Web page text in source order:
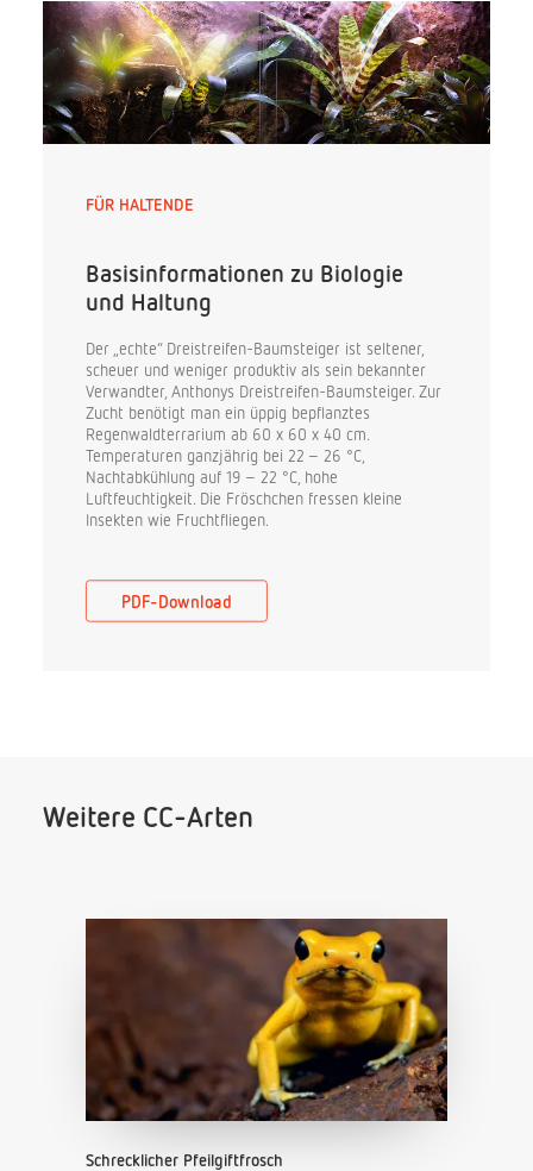
FÜR HALTENDE
Basisinformationen zu Biologie
und Haltung
Der „echte“ Dreistreifen-Baumsteiger ist seltener,
scheuer und weniger produktiv als sein bekannter
Verwandter, Anthonys Dreistreifen-Baumsteiger. Zur
Zucht benötigt man ein üppig bepflanztes
Regenwaldterrarium ab 60 x 60 x 40 cm.
Temperaturen ganzjährig bei 22 – 26 °C,
Nachtabkühlung auf 19 – 22 °C, hohe
Luftfeuchtigkeit. Die Fröschchen fressen kleine
Insekten wie Fruchtfliegen.
PDF-Download
Weitere CC-Arten
Schrecklicher Pfeilgiftfrosch